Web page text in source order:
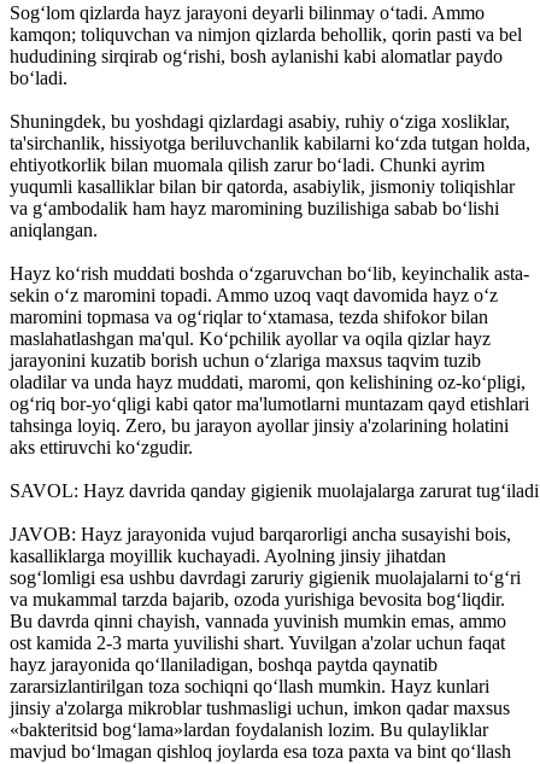
Sog‘lom qizlarda hayz jarayoni deyarli bilinmay o‘tadi. Ammo
kamqon; toliquvchan va nimjon qizlarda behollik, qorin pasti va bel
hududining sirqirab og‘rishi, bosh aylanishi kabi alomatlar paydo
bo‘ladi.
Shuningdek, bu yoshdagi qizlardagi asabiy, ruhiy o‘ziga xosliklar,
ta'sirchanlik, hissiyotga beriluvchanlik kabilarni ko‘zda tutgan holda,
ehtiyotkorlik bilan muomala qilish zarur bo‘ladi. Chunki ayrim
yuqumli kasalliklar bilan bir qatorda, asabiylik, jismoniy toliqishlar
va g‘ambodalik ham hayz maromining buzilishiga sabab bo‘lishi
aniqlangan.
Hayz ko‘rish muddati boshda o‘zgaruvchan bo‘lib, keyinchalik asta-
sekin o‘z maromini topadi. Ammo uzoq vaqt davomida hayz o‘z
maromini topmasa va og‘riqlar to‘xtamasa, tezda shifokor bilan
maslahatlashgan ma'qul. Ko‘pchilik ayollar va oqila qizlar hayz
jarayonini kuzatib borish uchun o‘zlariga maxsus taqvim tuzib
oladilar va unda hayz muddati, maromi, qon kelishining oz-ko‘pligi,
og‘riq bor-yo‘qligi kabi qator ma'lumotlarni muntazam qayd etishlari
tahsinga loyiq. Zero, bu jarayon ayollar jinsiy a'zolarining holatini
aks ettiruvchi ko‘zgudir.
SAVOL: Hayz davrida qanday gigienik muolajalarga zarurat
JAVOB: Hayz jarayonida vujud barqarorligi ancha susayishi bois,
kasalliklarga moyillik kuchayadi. Ayolning jinsiy jihatdan
sog‘lomligi esa ushbu davrdagi zaruriy gigienik muolajalarni to‘g‘ri
va mukammal tarzda bajarib, ozoda yurishiga bevosita bog‘liqdir.
Bu davrda qinni chayish, vannada yuvinish mumkin emas, ammo
ost kamida 2-3 marta yuvilishi shart. Yuvilgan a'zolar uchun faqat
hayz jarayonida qo‘llaniladigan, boshqa paytda qaynatib
zararsizlantirilgan toza sochiqni qo‘llash mumkin. Hayz kunlari
jinsiy a'zolarga mikroblar tushmasligi uchun, imkon qadar maxsus
«bakteritsid bog‘lama»lardan foydalanish lozim. Bu qulayliklar
mavjud bo‘lmagan qishloq joylarda esa toza paxta va bint qo‘llash